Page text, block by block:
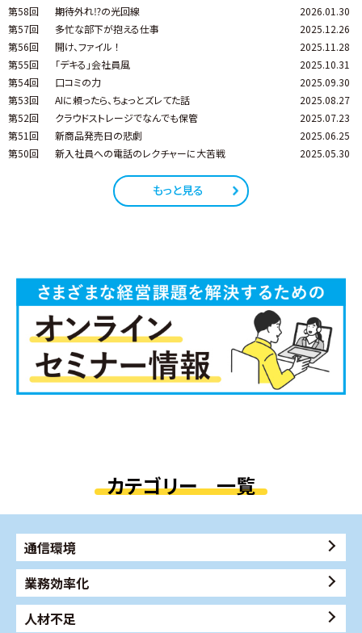
第58回
期待外れ⁉の光回線
2026.01.30
第57回
多忙な部下が抱える仕事
2025.12.26
第56回
開け、ファイル ！
2025.11.28
第55回
「デキる」会社員風
2025.10.31
第54回
口コミの力
2025.09.30
第53回
AIに頼ったら、ちょっとズレてた話
2025.08.27
第52回
クラウドストレージでなんでも保管
2025.07.23
第51回
新商品発売日の悲劇
2025.06.25
第50回
新入社員への電話のレクチャーに大苦戦 2025.05.30
もっと見る
カテゴリー 一覧
通信環境
業務効率化
人材不足